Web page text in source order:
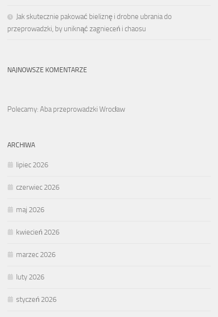
Jak skutecznie pakować bieliznę i drobne ubrania do
przeprowadzki, by uniknąć zagnieceń i chaosu
NAJNOWSZE KOMENTARZE
Polecamy: Aba przeprowadzki Wrocław
ARCHIWA
lipiec 2026
czerwiec 2026
maj 2026
kwiecień 2026
marzec 2026
luty 2026
styczeń 2026